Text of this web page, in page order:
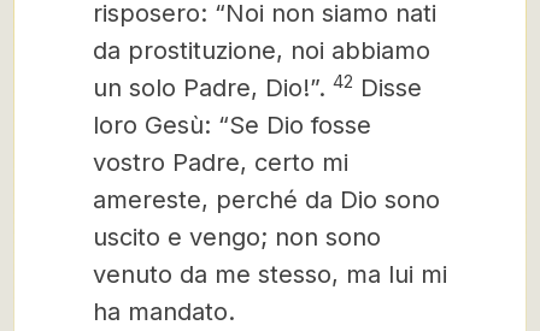
risposero: “Noi non siamo nati
da prostituzione, noi abbiamo
un solo Padre, Dio!”. 42 Disse
loro Gesù: “Se Dio fosse
vostro Padre, certo mi
amereste, perché da Dio sono
uscito e vengo; non sono
venuto da me stesso, ma lui mi
ha mandato.